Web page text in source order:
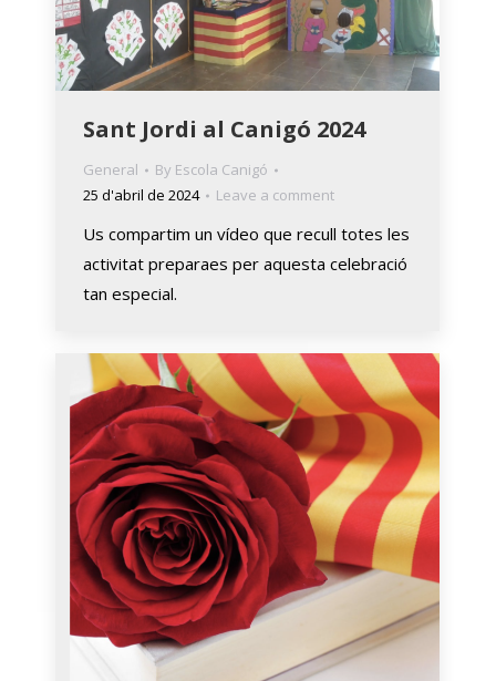
Sant Jordi al Canigó 2024
General By Escola Canigó
25 d'abril de 2024
Leave a comment
Us compartim un vídeo que recull totes les
activitat preparaes per aquesta celebració
tan especial.